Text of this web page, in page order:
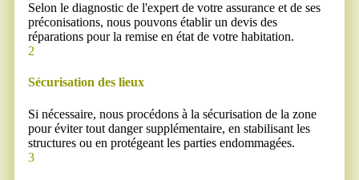
Selon le diagnostic de l'expert de votre assurance et de ses
préconisations, nous pouvons établir un devis des
réparations pour la remise en état de votre habitation.
2
Sécurisation des lieux
Si nécessaire, nous procédons à la sécurisation de la zone
pour éviter tout danger supplémentaire, en stabilisant les
structures ou en protégeant les parties endommagées.
3